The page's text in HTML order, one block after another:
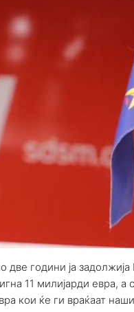
години ја задолжија
11 милијарди евра, а
кои ќе ги враќаат